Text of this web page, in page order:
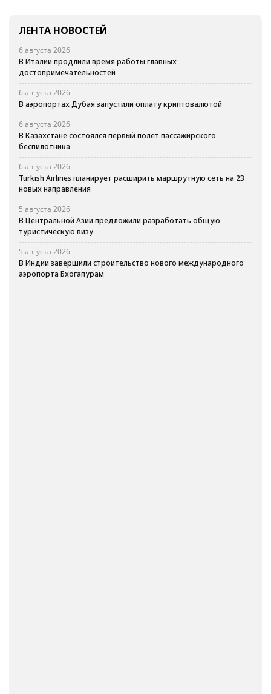
ЛЕНТА НОВОСТЕЙ
6 августа 2026
В Италии продлили время работы главных
достопримечательностей
6 августа 2026
В аэропортах Дубая запустили оплату криптовалютой
6 августа 2026
В Казахстане состоялся первый полет пассажирского
беспилотника
6 августа 2026
Turkish Airlines планирует расширить маршрутную сеть на 23
новых направления
5 августа 2026
В Центральной Азии предложили разработать общую
туристическую визу
5 августа 2026
В Индии завершили строительство нового международного
аэропорта Бхогапурам